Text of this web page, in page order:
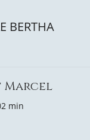
BERTHA
Marcel
min